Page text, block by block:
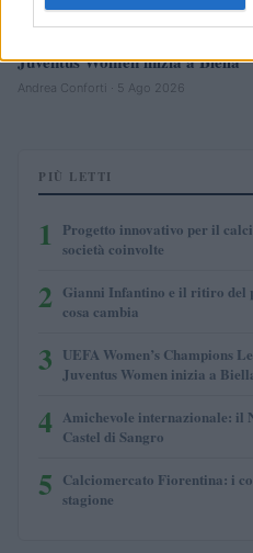
Juventus Women inizia a Biella
Andrea Conforti · 5 Ago 2026
PIÙ LETTI
1
Progetto innovativo per il
società coinvolte
2 Gianni Infantino e il ritiro del
cosa cambia
3 UEFA Women’s Champions
Juventus Women inizia a
4 Amichevole internazionale: il
Castel di Sangro
5 Calciomercato Fiorentina: i
stagione